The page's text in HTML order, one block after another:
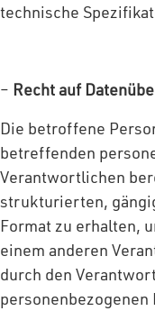
technische
– Recht auf
Die betroffene
betreffenden
Verantwortlichen
strukturierten,
Format zu erhalten,
einem anderen
durch den